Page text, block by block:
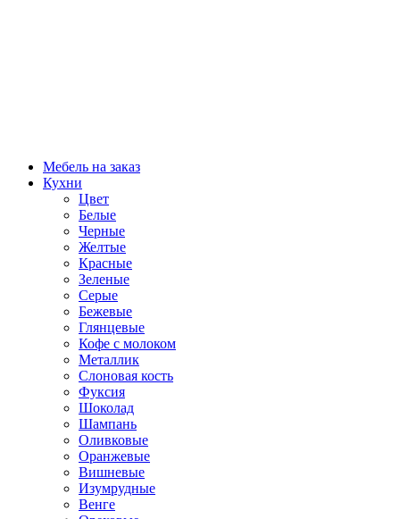
Мебель на заказ
Кухни
Цвет
Белые
Черные
Желтые
Красные
Зеленые
Серые
Бежевые
Глянцевые
Кофе с молоком
Металлик
Слоновая кость
Фуксия
Шоколад
Шампань
Оливковые
Оранжевые
Вишневые
Изумрудные
Венге